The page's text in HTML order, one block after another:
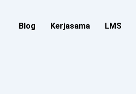
Blog Kerjasama LMS